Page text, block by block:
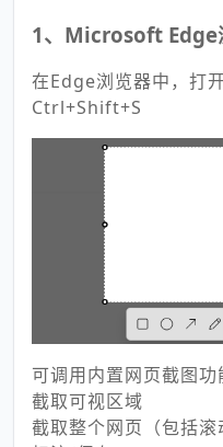
1、Microsoft Edge
在Edge浏览器中，打
Ctrl+Shift+S
可调用内置网页截图功
截取可视区域
截取整个网页（包括滚